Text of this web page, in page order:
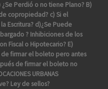
¿Se Perdió o no tiene Plano? B)
copropiedad? c) Si el
Escritura? d)¿Se Puede
? Inhibiciones de los
Fiscal o Hipotecario? E)
firmar el boleto pero antes
de firmar el boleto no
URBANAS
Ley de sellos?